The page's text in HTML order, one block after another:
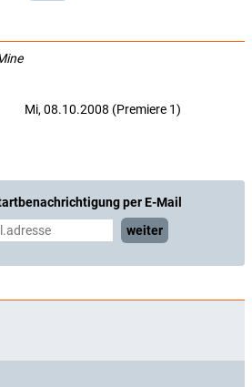
Mi, 08.10.2008 (Premiere 1)
per E-Mail
weiter